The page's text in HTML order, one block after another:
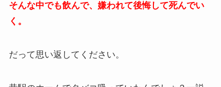
そんな中でも飲んで、嫌われて後悔して死んでい
く。
だって思い返してください。